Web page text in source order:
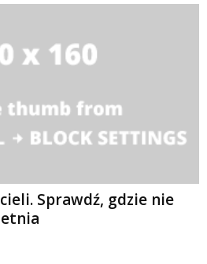
Sprawdź, gdzie nie